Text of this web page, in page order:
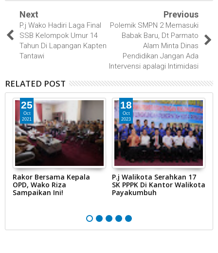
Next
P.j Wako Hadiri Laga Final
SSB Kelompok Umur 14
Tahun Di Lapangan Kapten
Tantawi
Previous
Polemik SMPN 2 Memasuki
Babak Baru, Dt Parmato
Alam Minta Dinas
Pendidikan Jangan Ada
Intervensi apalagi Intimidasi
RELATED POST
25
Oct
2021
Rakor Bersama Kepala
OPD, Wako Riza
Sampaikan Ini!
18
Oct
2023
P.j Walikota Serahkan 17
SK PPPK Di Kantor Walikota
Payakumbuh